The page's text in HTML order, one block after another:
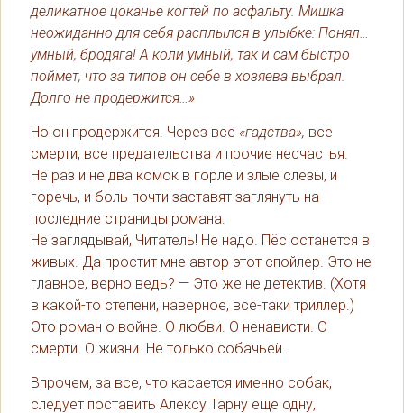
деликатное цоканье когтей по асфальту. Мишка
неожиданно для себя расплылся в улыбке: Понял…
умный, бродяга! А коли умный, так и сам быстро
поймет, что за типов он себе в хозяева выбрал.
Долго не продержится…»
Но он продержится. Через все «гадства», все
смерти, все предательства и прочие несчастья.
Не раз и не два комок в горле и злые слёзы, и
горечь, и боль почти заставят заглянуть на
последние страницы романа.
Не заглядывай, Читатель! Не надо. Пёс останется в
живых. Да простит мне автор этот спойлер. Это не
главное, верно ведь? — Это же не детектив. (Хотя
в какой-то степени, наверное, все-таки триллер.)
Это роман о войне. О любви. О ненависти. О
смерти. О жизни. Не только собачьей.
Впрочем, за все, что касается именно собак,
следует поставить Алексу Тарну еще одну,